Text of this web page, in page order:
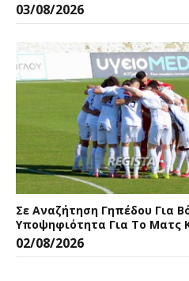
03/08/2026
Σε Αναζήτηση Γηπέδου Για
Υποψηφιότητα Για Το Ματς
02/08/2026